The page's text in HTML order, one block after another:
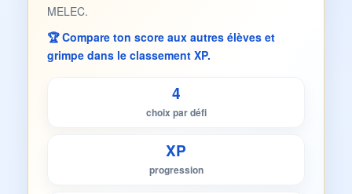
MELEC.
🏆 Compare ton score aux autres élèves et
grimpe dans le classement XP.
4
choix par défi
XP
progression